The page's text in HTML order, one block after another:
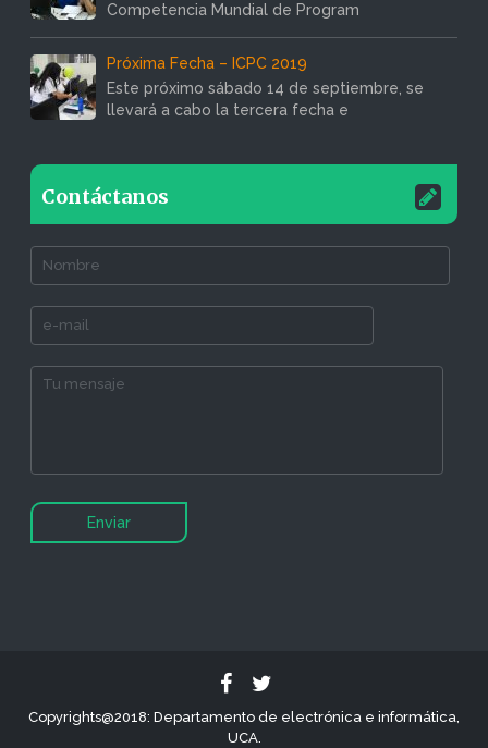
Competencia Mundial de Program
Próxima Fecha – ICPC 2019
Este próximo sábado 14 de septiembre, se
llevará a cabo la tercera fecha e
Contáctanos
Copyrights@2018: Departamento de electrónica e informática,
UCA.